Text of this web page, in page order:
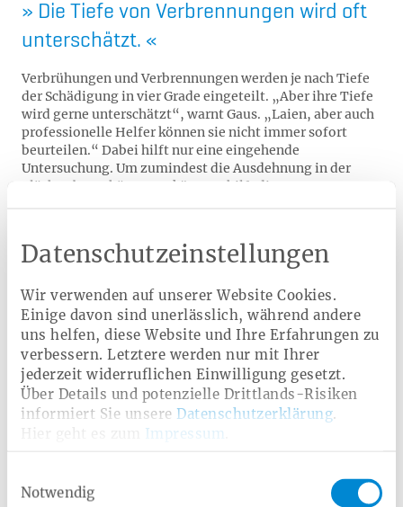
Datenschutzeinstellungen
Wir verwenden auf unserer Website Cookies.
Einige davon sind unerlässlich, während andere
uns helfen, diese Website und Ihre Erfahrungen zu
verbessern. Letztere werden nur mit Ihrer
jederzeit widerruflichen Einwilligung gesetzt.
Über Details und potenzielle Drittlands-Risiken
informiert Sie unsere Datenschutzerklärung.
Impressum
Notwendig
Die Tiefe von Verbrennungen wird oft
unterschätzt.
Verbrühungen und Verbrennungen werden je nach Tiefe
der Schädigung in vier Grade eingeteilt. „Aber ihre Tiefe
wird gerne unterschätzt“, warnt Gaus. „Laien, aber auch
professionelle Helfer können sie nicht immer sofort
beurteilen.“ Dabei hilft nur eine eingehende
Untersuchung. Um zumindest die Ausdehnung in der
Fläche abzuschätzen zu können, hilft die
Fast jedes Kind fällt mal vom Bett oder Sofa. Es bleibt im
besten Fall nur eine Beule, die man direkt kühlen sollte.
Das nimmt den Schmerz und verhindert eine stärkere
Schwellung. Aber Vorsicht: „Kinder, die jünger als ein
Jahr sind, sollten sofort einem Arzt vorgestellt werden,
weil Frakturen oder eine Gehirnerschütterung nicht
ausgeschlossen werden können“, rät El-Ahmer. Dasselbe
gilt, falls bei älteren Kindern zusätzlich zur Beule